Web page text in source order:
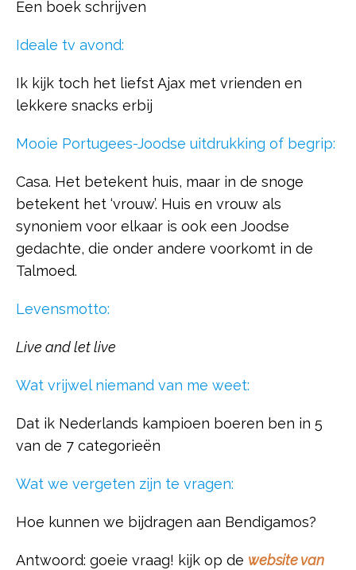
Een boek schrijven
Ideale tv avond:
Ik kijk toch het liefst Ajax met vrienden en
lekkere snacks erbij
Mooie Portugees-Joodse uitdrukking of begrip:
Casa. Het betekent huis, maar in de snoge
betekent het ‘vrouw’. Huis en vrouw als
synoniem voor elkaar is ook een Joodse
gedachte, die onder andere voorkomt in de
Talmoed.
Levensmotto:
Live and let live
Wat vrijwel niemand van me weet:
Dat ik Nederlands kampioen boeren ben in 5
van de 7 categorieën
Wat we vergeten zijn te vragen:
Hoe kunnen we bijdragen aan Bendigamos?
Antwoord: goeie vraag! kijk op de website van